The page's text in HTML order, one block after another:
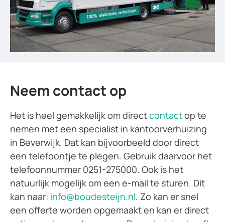
Neem contact op
Het is heel gemakkelijk om directcontactop te
nemen met een specialist in kantoorverhuizing
in Beverwijk. Dat kan bijvoorbeeld door direct
een telefoontje te plegen. Gebruik daarvoor het
telefoonnummer 0251-275000. Ook is het
natuurlijk mogelijk om een e-mail te sturen. Dit
kan naar: info@boudesteijn.nl. Zo kan er snel
een offerte worden opgemaakt en kan er direct